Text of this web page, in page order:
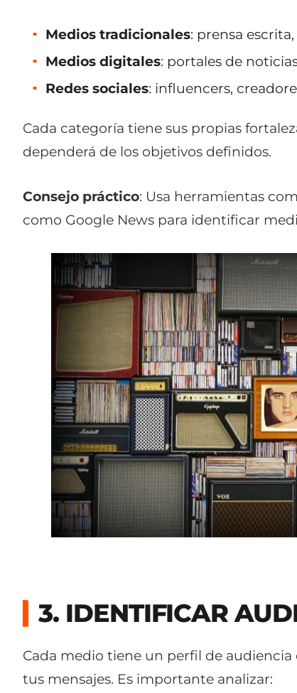
Medios tradicionales: prensa
Medios digitales: portales de
Redes sociales: influencers,
Cada categoría tiene sus propias
dependerá de los objetivos definidos.
Consejo práctico: Usa herramientas
como Google News para identificar
3. IDENTIFICAR
Cada medio tiene un perfil de
tus mensajes. Es importante analizar: